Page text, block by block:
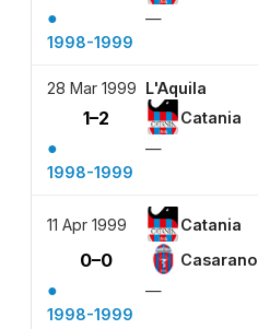
●
—
1998-1999
28 Mar 1999 L'Aquila
1–2 Catania
●
—
1998-1999
11 Apr 1999 Catania
0–0 Casarano
●
—
1998-1999